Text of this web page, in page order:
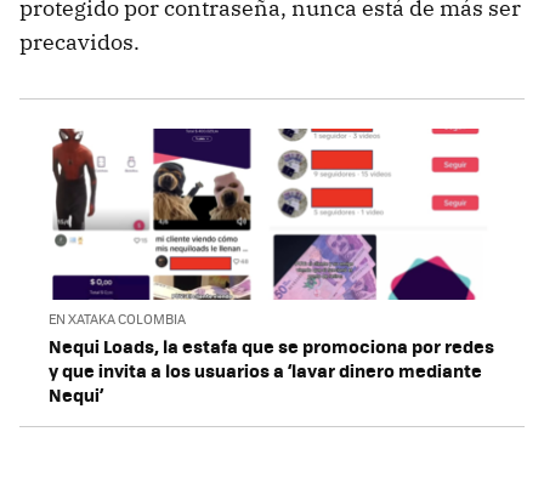
protegido por contraseña, nunca está de más ser
precavidos.
EN XATAKA COLOMBIA
Nequi Loads, la estafa que se promociona por redes
y que invita a los usuarios a ‘lavar dinero mediante
Nequi’